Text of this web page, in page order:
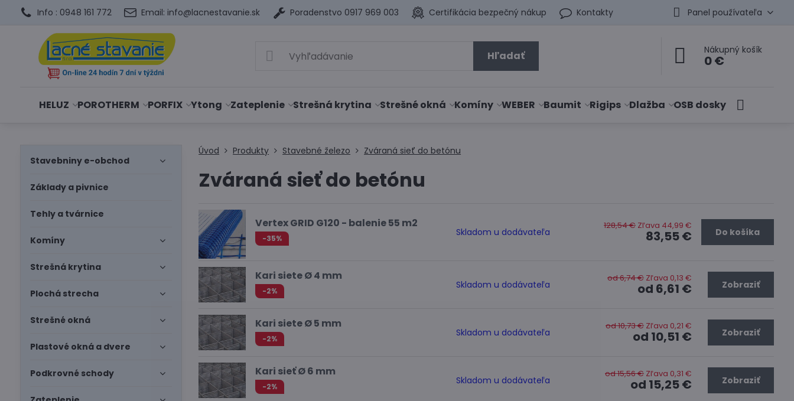
Info : 0948 161 772 Email: info@lacnestavanie.sk Poradenstvo 0917 969 003 Certifikácia bezpečný nákup Kontakty Panel používateľa
Hľadať Nákupný košík
0 €
HELUZ POROTHERM PORFIX Ytong Zateplenie Strešná krytina Strešné okná Komíny WEBER Baumit Rigips Dlažba OSB dosky
Úvod Produkty Stavebné železo Zváraná sieť do betónu
Zváraná sieť do betónu
Vertex GRID G120 - balenie 55 m2
-35%
Skladom u dodávateľa 83,55 €
128,54 € Zľava 44,99 €
Do košíka
Kari siete Ø 4 mm
-2%
Skladom u dodávateľa od 6,61 €
od 6,74 € Zľava 0,13 €
Zobraziť
Kari siete Ø 5 mm
-2%
Skladom u dodávateľa od 10,51 €
od 10,73 € Zľava 0,21 €
Zobraziť
Kari sieť Ø 6 mm
-2%
Skladom u dodávateľa od 15,25 €
od 15,56 € Zľava 0,31 €
Zobraziť
Stavebniny e-obchod
Základy a pivnice
Tehly a tvárnice
Komíny
Strešná krytina
Plochá strecha
Strešné okná
Plastové okná a dvere
Podkrovné schody